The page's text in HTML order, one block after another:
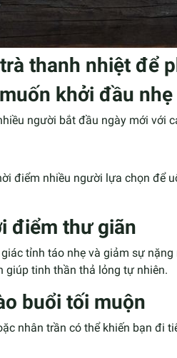
thanh nhiệt để
khởi đầu
người bắt đầu ngày mới với
điểm nhiều người lựa chọn để
điểm thư giãn
tỉnh táo nhẹ và giảm sự nặng
giúp tinh thần thả lỏng tự nhiên.
buổi tối muộn
nhân trần có thể khiến bạn đi